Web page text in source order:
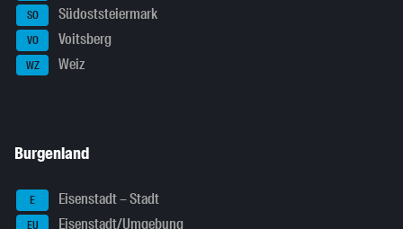
SO Südoststeiermark
VO Voitsberg
WZ Weiz
Burgenland
E Eisenstadt – Stadt
EU Eisenstadt/Umgebung